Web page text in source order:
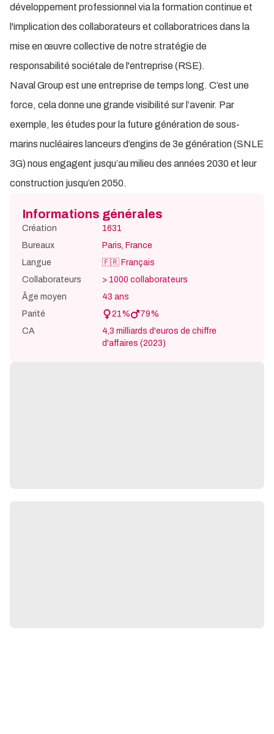
développement professionnel via la formation continue et
l'implication des collaborateurs et collaboratrices dans la
mise en œuvre collective de notre stratégie de
responsabilité sociétale de l'entreprise (RSE).
Naval Group est une entreprise de temps long. C’est une
force, cela donne une grande visibilité sur l’avenir. Par
exemple, les études pour la future génération de sous-
marins nucléaires lanceurs d’engins de 3e génération (SNLE
3G) nous engagent jusqu’au milieu des années 2030 et leur
construction jusqu’en 2050.
Informations générales
Création
1631
Bureaux
Paris, France
Langue
🇫🇷 Français
Collaborateurs
> 1000 collaborateurs
Âge moyen
43 ans
Parité
21% 79%
CA
4,3 milliards d'euros de chiffre
d'affaires (2023)